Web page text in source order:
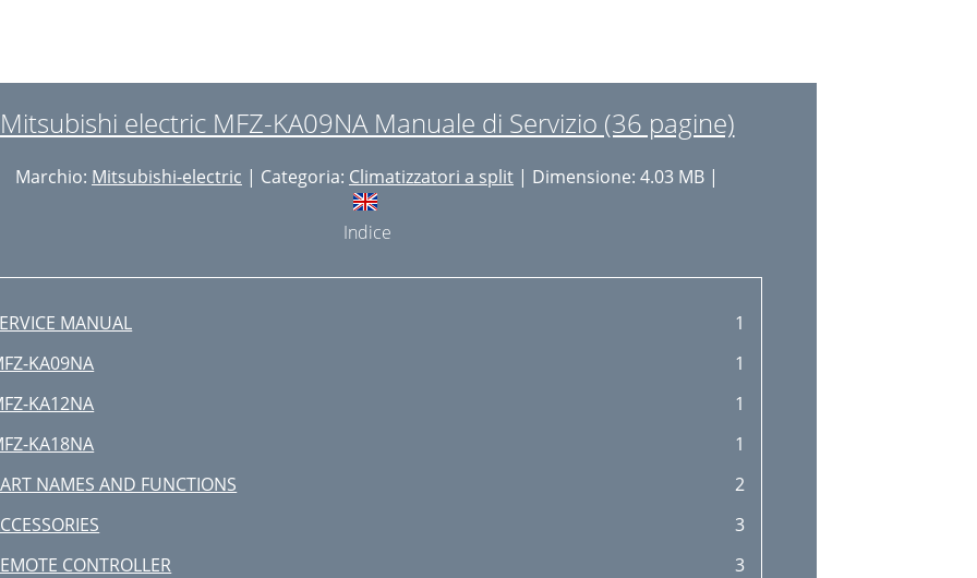
Mitsubishi electric MFZ-KA09NA Manuale di Servizio (36 pagine)
Marchio: Mitsubishi-electric | Categoria: Climatizzatori a split | Dimensione: 4.03 MB |
Indice
MANUAL
1
KA09NA
1
KA12NA
1
KA18NA
1
NAMES AND FUNCTIONS
2
3
CONTROLLER
3